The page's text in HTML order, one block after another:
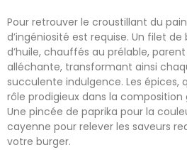
Pour retrouver le croustillant du
d’ingéniosité est requise. Un filet
d’huile, chauffés au prélable,
alléchante, transformant ainsi
succulente indulgence. Les épices,
rôle prodigieux dans la
Une pincée de paprika pour la
cayenne pour relever les saveurs
votre burger.